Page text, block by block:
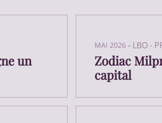
un
MAI 2026 - LBO -
Zodiac
capital